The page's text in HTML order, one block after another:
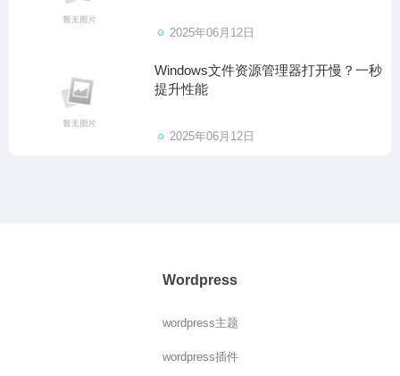
2025年06月12日
Windows文件资源管理器打开慢？一秒
提升性能
2025年06月12日
Wordpress
wordpress主题
wordpress插件